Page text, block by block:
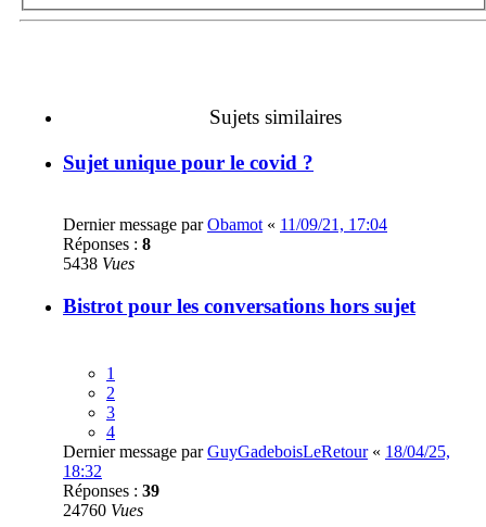
Sujets similaires
Sujet unique pour le covid ?
Dernier message parObamot « 11/09/21, 17:04
Réponses : 8
5438 Vues
Bistrot pour les conversations hors sujet
1
2
3
4
Dernier message parGuyGadeboisLeRetour« 18/04/25,
18:32
Réponses : 39
24760 Vues